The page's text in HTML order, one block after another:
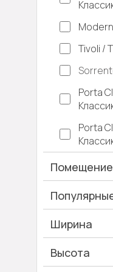
Tivoli /
Porta
Porta
Помещение
Дача
Ширина
Ширина
Высота